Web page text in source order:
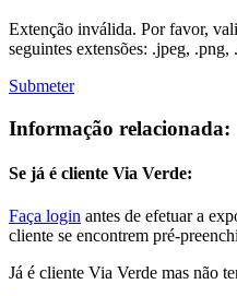
Extenção inválida. Por favor,
seguintes extensões: .jpeg,
Submeter
Informação relacionada:
Se já é cliente Via Verde:
Faça login antes de efetuar a
cliente se encontrem pré-
Já é cliente Via Verde mas não